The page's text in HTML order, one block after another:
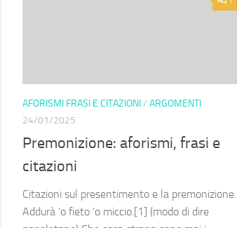
AFORISMI FRASI E CITAZIONI/ ARGOMENTI
24/01/2025
Premonizione: aforismi, frasi e
citazioni
Citazioni sul presentimento e la premonizione.
Addurà ‘o fieto ‘o miccio.[1] (modo di dire